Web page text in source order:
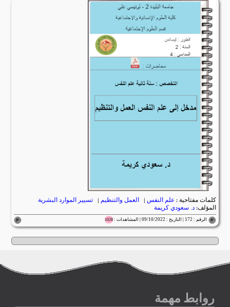
كلمات مفتاحية : علم النفس | العمل والتنظيم | تسيير الموارد البشرية
المؤلف:د. سعودي كريمة
الرقم : 172 | التاريخ : 09/10/2022 | المشاهدات : 1028
روابط مهمة